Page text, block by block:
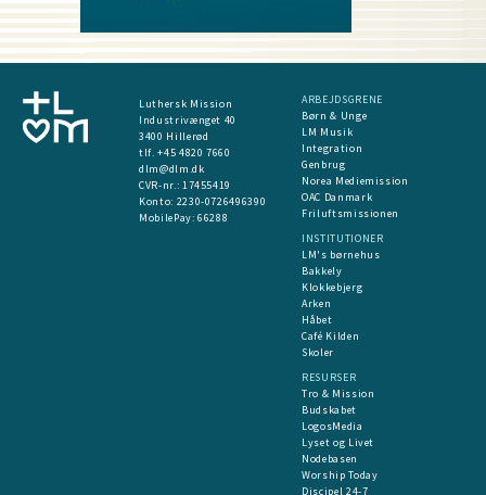
Luthersk Mission
Industrivænget 40
3400 Hillerød
tlf. +45 4820 7660
dlm@dlm.dk
CVR-nr.: 17455419
​Konto: 2230-0726496390
MobilePay:66288
ARBEJDSGRENE
Børn & Unge
LM Musik
Integration
Genbrug
Norea Mediemission
OAC Danmark
Friluftsmissionen
INSTITUTIONER
LM's børnehus
Bakkely
Klokkebjerg
Arken
Håbet
Café Kilden
Skoler
RESURSER
Tro & Mission
Budskabet
LogosMedia
Lyset og Livet
Nodebasen
Worship Today
Discipel 24-7